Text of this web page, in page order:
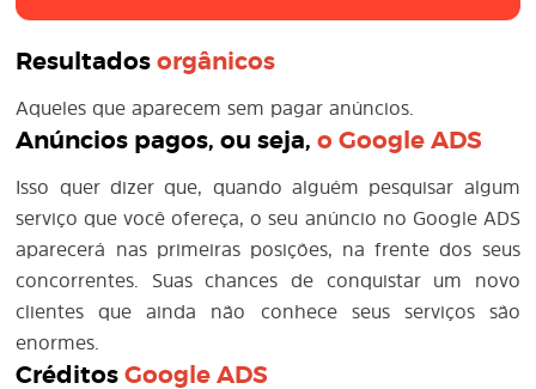
Resultadosorgânicos
Aqueles que aparecem sem pagar anúncios.
Anúncios pagos, ou seja,oGoogle ADS
Isso quer dizer que, quando alguém pesquisar algum
serviço que você ofereça, o seu anúncio no Google ADS
aparecerá nas primeiras posições, na frente dos seus
concorrentes. Suas chances de conquistar um novo
clientes que ainda não conhece seus serviços são
enormes.
CréditosGoogle ADS